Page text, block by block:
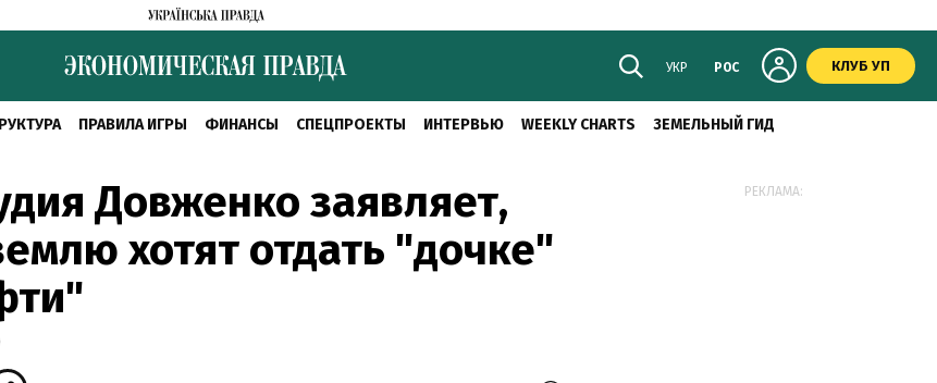
УКР РОС КЛУБ УП
ПРАВИЛА ИГРЫ ФИНАНСЫ СПЕЦПРОЕКТЫ ИНТЕРВЬЮ WEEKLY CHARTS ЗЕМЕЛЬНЫЙ ГИД
Довженко заявляет,
хотят отдать "дочке"
РЕКЛАМА: